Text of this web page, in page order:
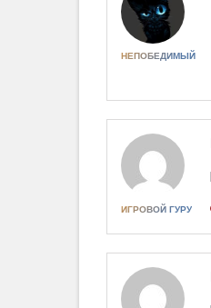
НЕПОБЕДИМЫЙ
ИГРОВОЙ ГУРУ